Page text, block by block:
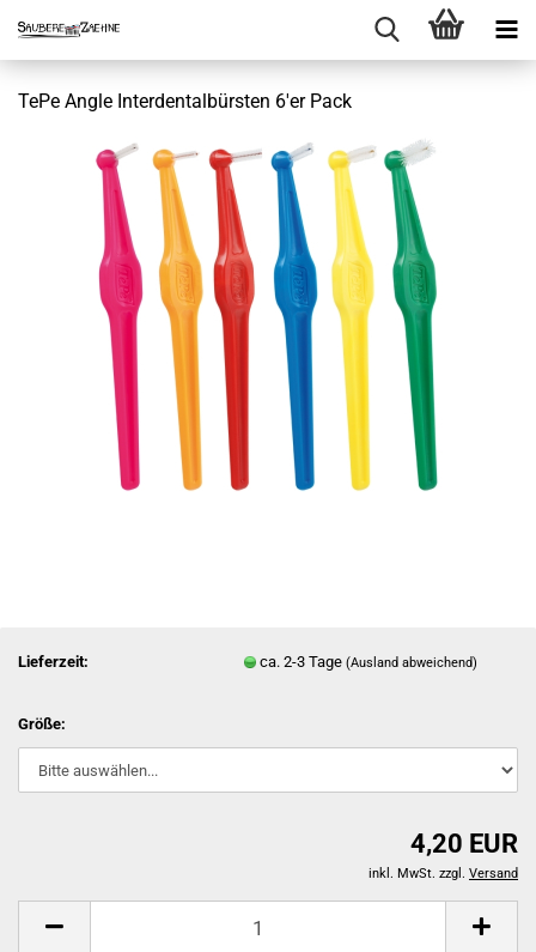
TePe Angle Interdentalbürsten 6'er Pack
Lieferzeit: ca. 2-3 Tage(Ausland abweichend)
Größe:
4,20 EUR
inkl. MwSt. zzgl. Versand